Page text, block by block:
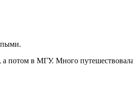
потом в МГУ. Много